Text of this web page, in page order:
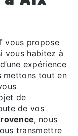
vous propose
vous habitez à
expérience
mettons tout en
de
de vos
, nous
transmettre